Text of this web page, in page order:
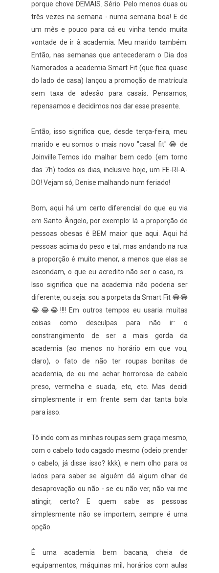
porque chove DEMAIS. Sério. Pelo menos duas ou
três vezes na semana - numa semana boa! E de
um mês e pouco para cá eu vinha tendo muita
vontade de ir à academia. Meu marido também.
Então, nas semanas que antecederam o Dia dos
Namorados a academia Smart Fit (que fica quase
do lado de casa) lançou a promoção de matrícula
sem taxa de adesão para casais. Pensamos,
repensamos e decidimos nos dar esse presente.
Então, isso significa que, desde terça-feira, meu
marido e eu somos o mais novo "casal fit" 😂 de
Joinville.Temos ido malhar bem cedo (em torno
das 7h) todos os dias, inclusive hoje, um FE-RI-A-
DO! Vejam só, Denise malhando num feriado!
Bom, aqui há um certo diferencial do que eu via
em Santo Ângelo, por exemplo: lá a proporção de
pessoas obesas é BEM maior que aqui. Aqui há
pessoas acima do peso e tal, mas andando na rua
a proporção é muito menor, a menos que elas se
escondam, o que eu acredito não ser o caso, rs...
Isso significa que na academia não poderia ser
diferente, ou seja: sou a porpeta da Smart Fit 😂😂
😂😂😂!!!! Em outros tempos eu usaria muitas
coisas como desculpas para não ir: o
constrangimento de ser a mais gorda da
academia (ao menos no horário em que vou,
claro), o fato de não ter roupas bonitas de
academia, de eu me achar horrorosa de cabelo
preso, vermelha e suada, etc, etc. Mas decidi
simplesmente ir em frente sem dar tanta bola
para isso.
Tô indo com as minhas roupas sem graça mesmo,
com o cabelo todo cagado mesmo (odeio prender
o cabelo, já disse isso? kkk), e nem olho para os
lados para saber se alguém dá algum olhar de
desaprovação ou não - se eu não ver, não vai me
atingir, certo? E quem sabe as pessoas
simplesmente não se importem, sempre é uma
opção.
É uma academia bem bacana, cheia de
equipamentos, máquinas mil, horários com aulas